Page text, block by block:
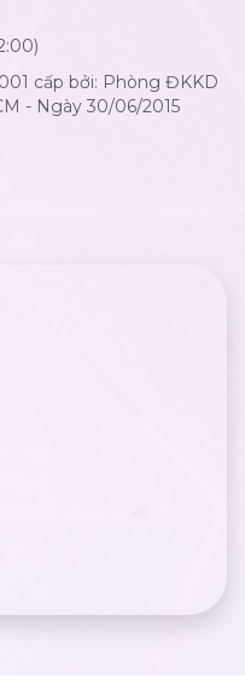
cấp bởi: Phòng ĐKKD
- Ngày 30/06/2015